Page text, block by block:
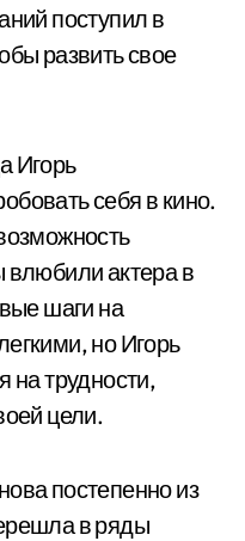
поступил в
развить свое
Игорь
себя в кино.
влюбили актера в
шаги на
но Игорь
на трудности,
цели.
постепенно из
в ряды